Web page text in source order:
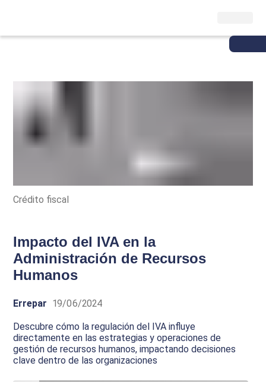
Crédito fiscal
Impacto del IVA en la
Administración de Recursos
Humanos
Errepar 19/06/2024
Descubre cómo la regulación del IVA influye
directamente en las estrategias y operaciones de
gestión de recursos humanos, impactando decisiones
clave dentro de las organizaciones